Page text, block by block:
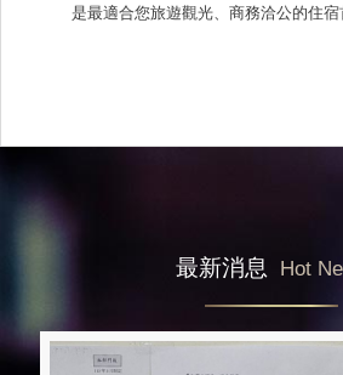
是最適合您旅遊觀光、商務洽公的住宿
最新消息 Hot